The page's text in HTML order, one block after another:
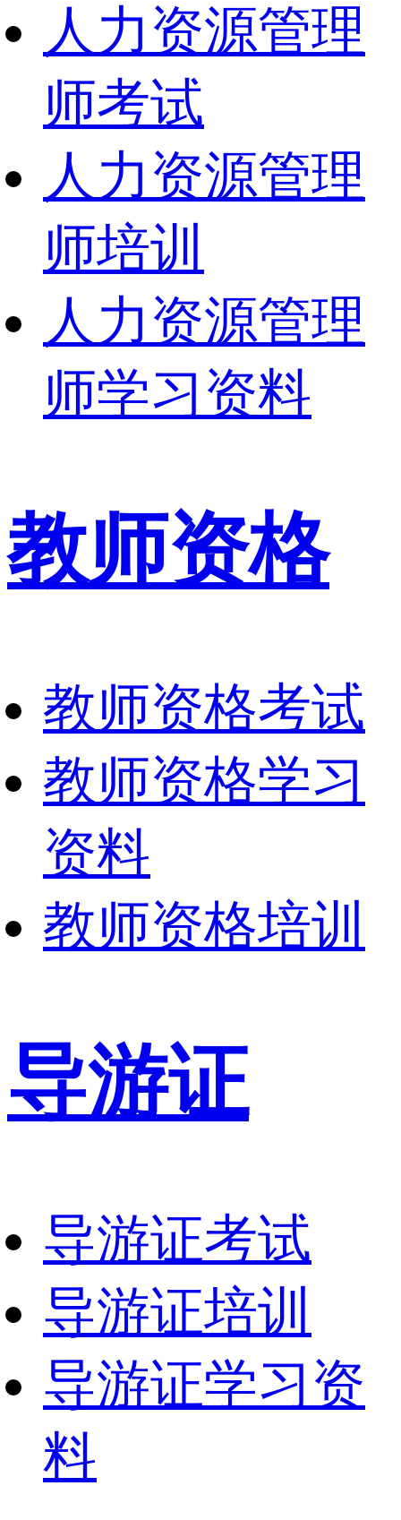
人力资源管理
师考试
人力资源管理
师培训
人力资源管理
师学习资料
教师资格
教师资格考试
教师资格学习
资料
教师资格培训
导游证
导游证考试
导游证培训
导游证学习资
料